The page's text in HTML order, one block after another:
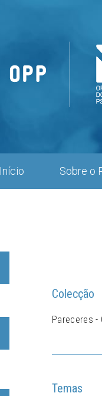
Início Sobre o
Colecção
Pareceres -
Temas